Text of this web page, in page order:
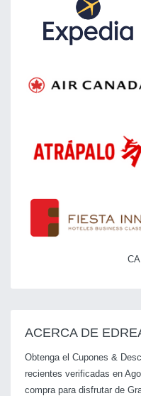
ACERCA DE
Obtenga el Cupones &
recientes verificadas en
compra para disfrutar de